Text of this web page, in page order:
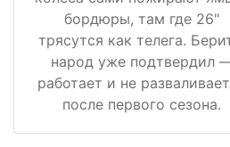
бордюры, там где 26"
трясутся как телега.
народ уже подтвердил
работает и не
после первого сезона.